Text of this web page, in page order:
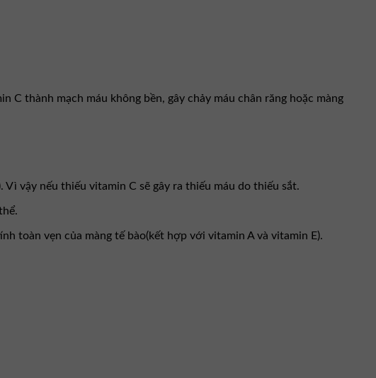
thành mạch máu không bền, gây chảy máu chân răng hoặc màng
vậy nếu thiếu vitamin C sẽ gây ra thiếu máu do thiếu sắt.
toàn vẹn của màng tế bào(kết hợp với vitamin A và vitamin E).